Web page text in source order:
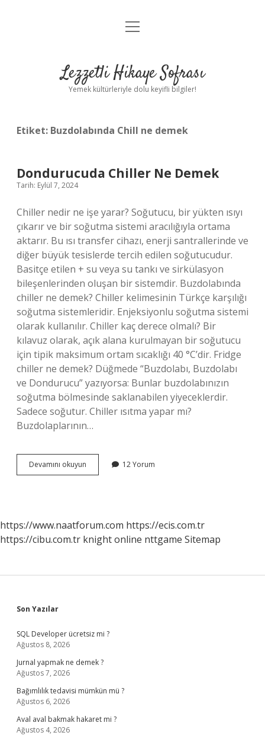
Anasayfa
Yasal Uyarı
menüyü
Lezzetli Hikaye Sofrası
Yemek kültürleriyle dolu keyifli bilgiler!
Etiket: Buzdolabında Chill ne demek
Dondurucuda Chiller Ne Demek
Tarih: Eylül 7, 2024
Chiller nedir ne işe yarar? Soğutucu, bir yükten ısıyı
çıkarır ve bir soğutma sistemi aracılığıyla ortama
aktarır. Bu ısı transfer cihazı, enerji santrallerinde ve
diğer büyük tesislerde tercih edilen soğutucudur.
Basitçe etilen + su veya su tankı ve sirkülasyon
bileşenlerinden oluşan bir sistemdir. Buzdolabında
chiller ne demek? Chiller kelimesinin Türkçe karşılığı
soğutma sistemleridir. Enjeksiyonlu soğutma sistemi
olarak kullanılır. Chiller kaç derece olmalı? Bir
kılavuz olarak, açık alana kurulmayan bir soğutucu
için tipik maksimum ortam sıcaklığı 40 °C’dir. Fridge
chiller ne demek? Düğmede “Buzdolabı, Buzdolabı
ve Dondurucu” yazıyorsa: Bunlar buzdolabınızın
soğutma bölmesinde saklanabilen yiyeceklerdir.
Sadece soğutur. Chiller ısıtma yapar mı?
Buzdolaplarının…
Devamını okuyun Dondurucuda
Chiller
12 Yorum
https://www.naatforum.com https://ecis.com.tr
https://cibu.com.tr knight online nttgame Sitemap
Sidebar
Son Yazılar
SQL Developer ücretsiz mi ?
Ağustos 8, 2026
Jurnal yapmak ne demek ?
Ağustos 7, 2026
Bağımlılık tedavisi mümkün mü ?
Ağustos 6, 2026
Aval aval bakmak hakaret mi ?
Ağustos 4, 2026